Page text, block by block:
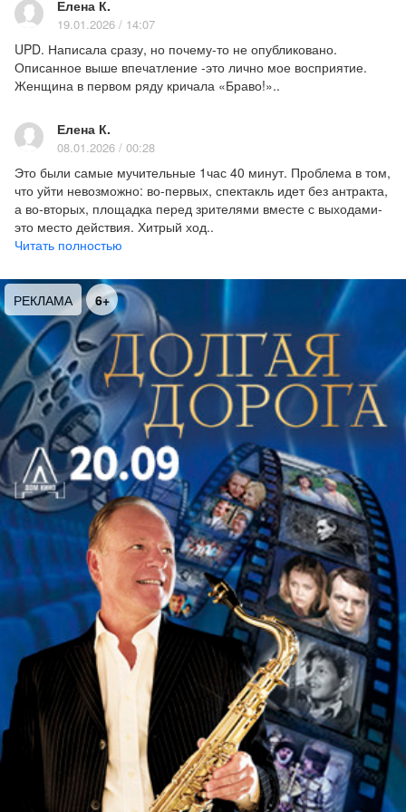
Вглядываясь в детали, из которых рождается
ощущение эпохи, режиссер исследует нашу
коллективную память, приглашает к
размышлению о времени и о нас.
Елена Павлова:
то смысле припоминание
а через них 1930-х.
Юрий Герман писал о современниках (как
известно, у Лапшина, например, есть реальный
прототип) и о времени, в котором жил. Алексей
через иную оптику, видел и чувствовал его
совершенно иначе. У нас же своего рода
припоминание припоминания, из обстоятельств
2025-го мы тоже видим те годы по-другому. И,
конечно, мое ощущение 30-х, мое знание о них
отчасти сформировано фильмом».
Имя Юрия Германа не впервые появляется в
афише Александринского театра. В конце 1960-х в
театре шёл и с большим успехом спектакль
Александра Музиля «Дело, которому ты служишь»
по трилогии писателя. Он был показан 237 раз. В
постановке были заняты выдающиеся артисты
той эпохи Игорь Горбачёв, Константин
Адашевский, Юрий Толубеев, Нина Мамаева,
Нина Ургант, в том числе и те артисты, что до сих
пор служат в нашем театре – Аркадий Волгин,
Галина Карелина, Ирина Лепешенкова, Семён
Сытник, Владимир Лисецкий.
Премьеру репетируют: Иван Трус (Лапшин),
Олеся Соколова (Адашова), Иван Ефремов
(Ханин), Валентин Захаров (Окошкин), Сергей
Мардарь (Начальник), заслуженная артистка
России Мария Кузнецова (Патрикеевна),
Елена К.
19.01.2026 / 14:07
UPD. Написала сразу, но почему-то не опубликовано.
Описанное выше впечатление -это лично мое восприятие.
Женщина в первом ряду кричала «Браво!»..
Елена К.
08.01.2026 / 00:28
Это были самые мучительные 1час 40 минут. Проблема в том,
что уйти невозможно: во-первых, спектакль идет без антракта,
а во-вторых, площадка перед зрителями вместе с выходами-
это место действия. Хитрый ход..
Бестолковая беготня занимала 99% этого действия,
истерики.
Читать полностью
РЕКЛАМА 6+